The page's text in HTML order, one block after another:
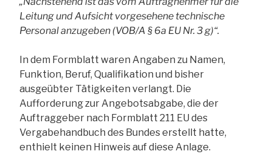
Leitung und Aufsicht vorgesehene technische
Personal anzugeben (VOB/A § 6a EU Nr. 3 g)“.
In dem Formblatt waren Angaben zu Namen,
Funktion, Beruf, Qualifikation und bisher
ausgeübter Tätigkeiten verlangt. Die
Aufforderung zur Angebotsabgabe, die der
Auftraggeber nach Formblatt 211 EU des
Vergabehandbuch des Bundes erstellt hatte,
enthielt keinen Hinweis auf diese Anlage.